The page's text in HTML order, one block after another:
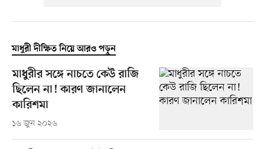
মাধুরী দীক্ষিত নিয়ে আরও পড়ুন
মাধুরীর সঙ্গে নাচতে কেউ রাজি
ছিলেন না! কারণ জানালেন
কারিশমা
১৬ জুন ২০২৬